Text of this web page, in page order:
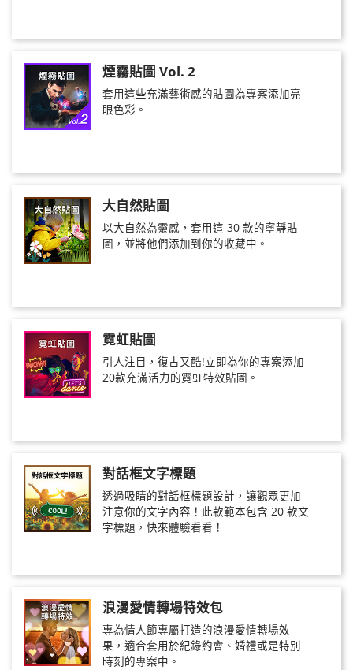
煙霧貼圖 Vol. 2
套用這些充滿藝術感的貼圖為專案添加亮
眼色彩。
大自然貼圖
以大自然為靈感，套用這 30 款的寧靜貼
圖，並將他們添加到你的收藏中。
霓虹貼圖
引人注目，復古又酷!立即為你的專案添加
20款充滿活力的霓虹特效貼圖。
對話框文字標題
透過吸睛的對話框標題設計，讓觀眾更加
注意你的文字內容！此款範本包含 20 款文
字標題，快來體驗看看！
浪漫愛情轉場特效包
專為情人節專屬打造的浪漫愛情轉場效
果，適合套用於紀錄約會、婚禮或是特別
時刻的專案中。